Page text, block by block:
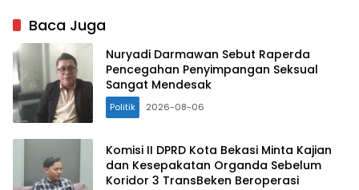
Baca Juga
Nuryadi Darmawan Sebut Raperda
Pencegahan Penyimpangan Seksual
Sangat Mendesak
Politik 2026-08-06
Komisi II DPRD Kota Bekasi Minta Kajian
dan Kesepakatan Organda Sebelum
Koridor 3 TransBeken Beroperasi